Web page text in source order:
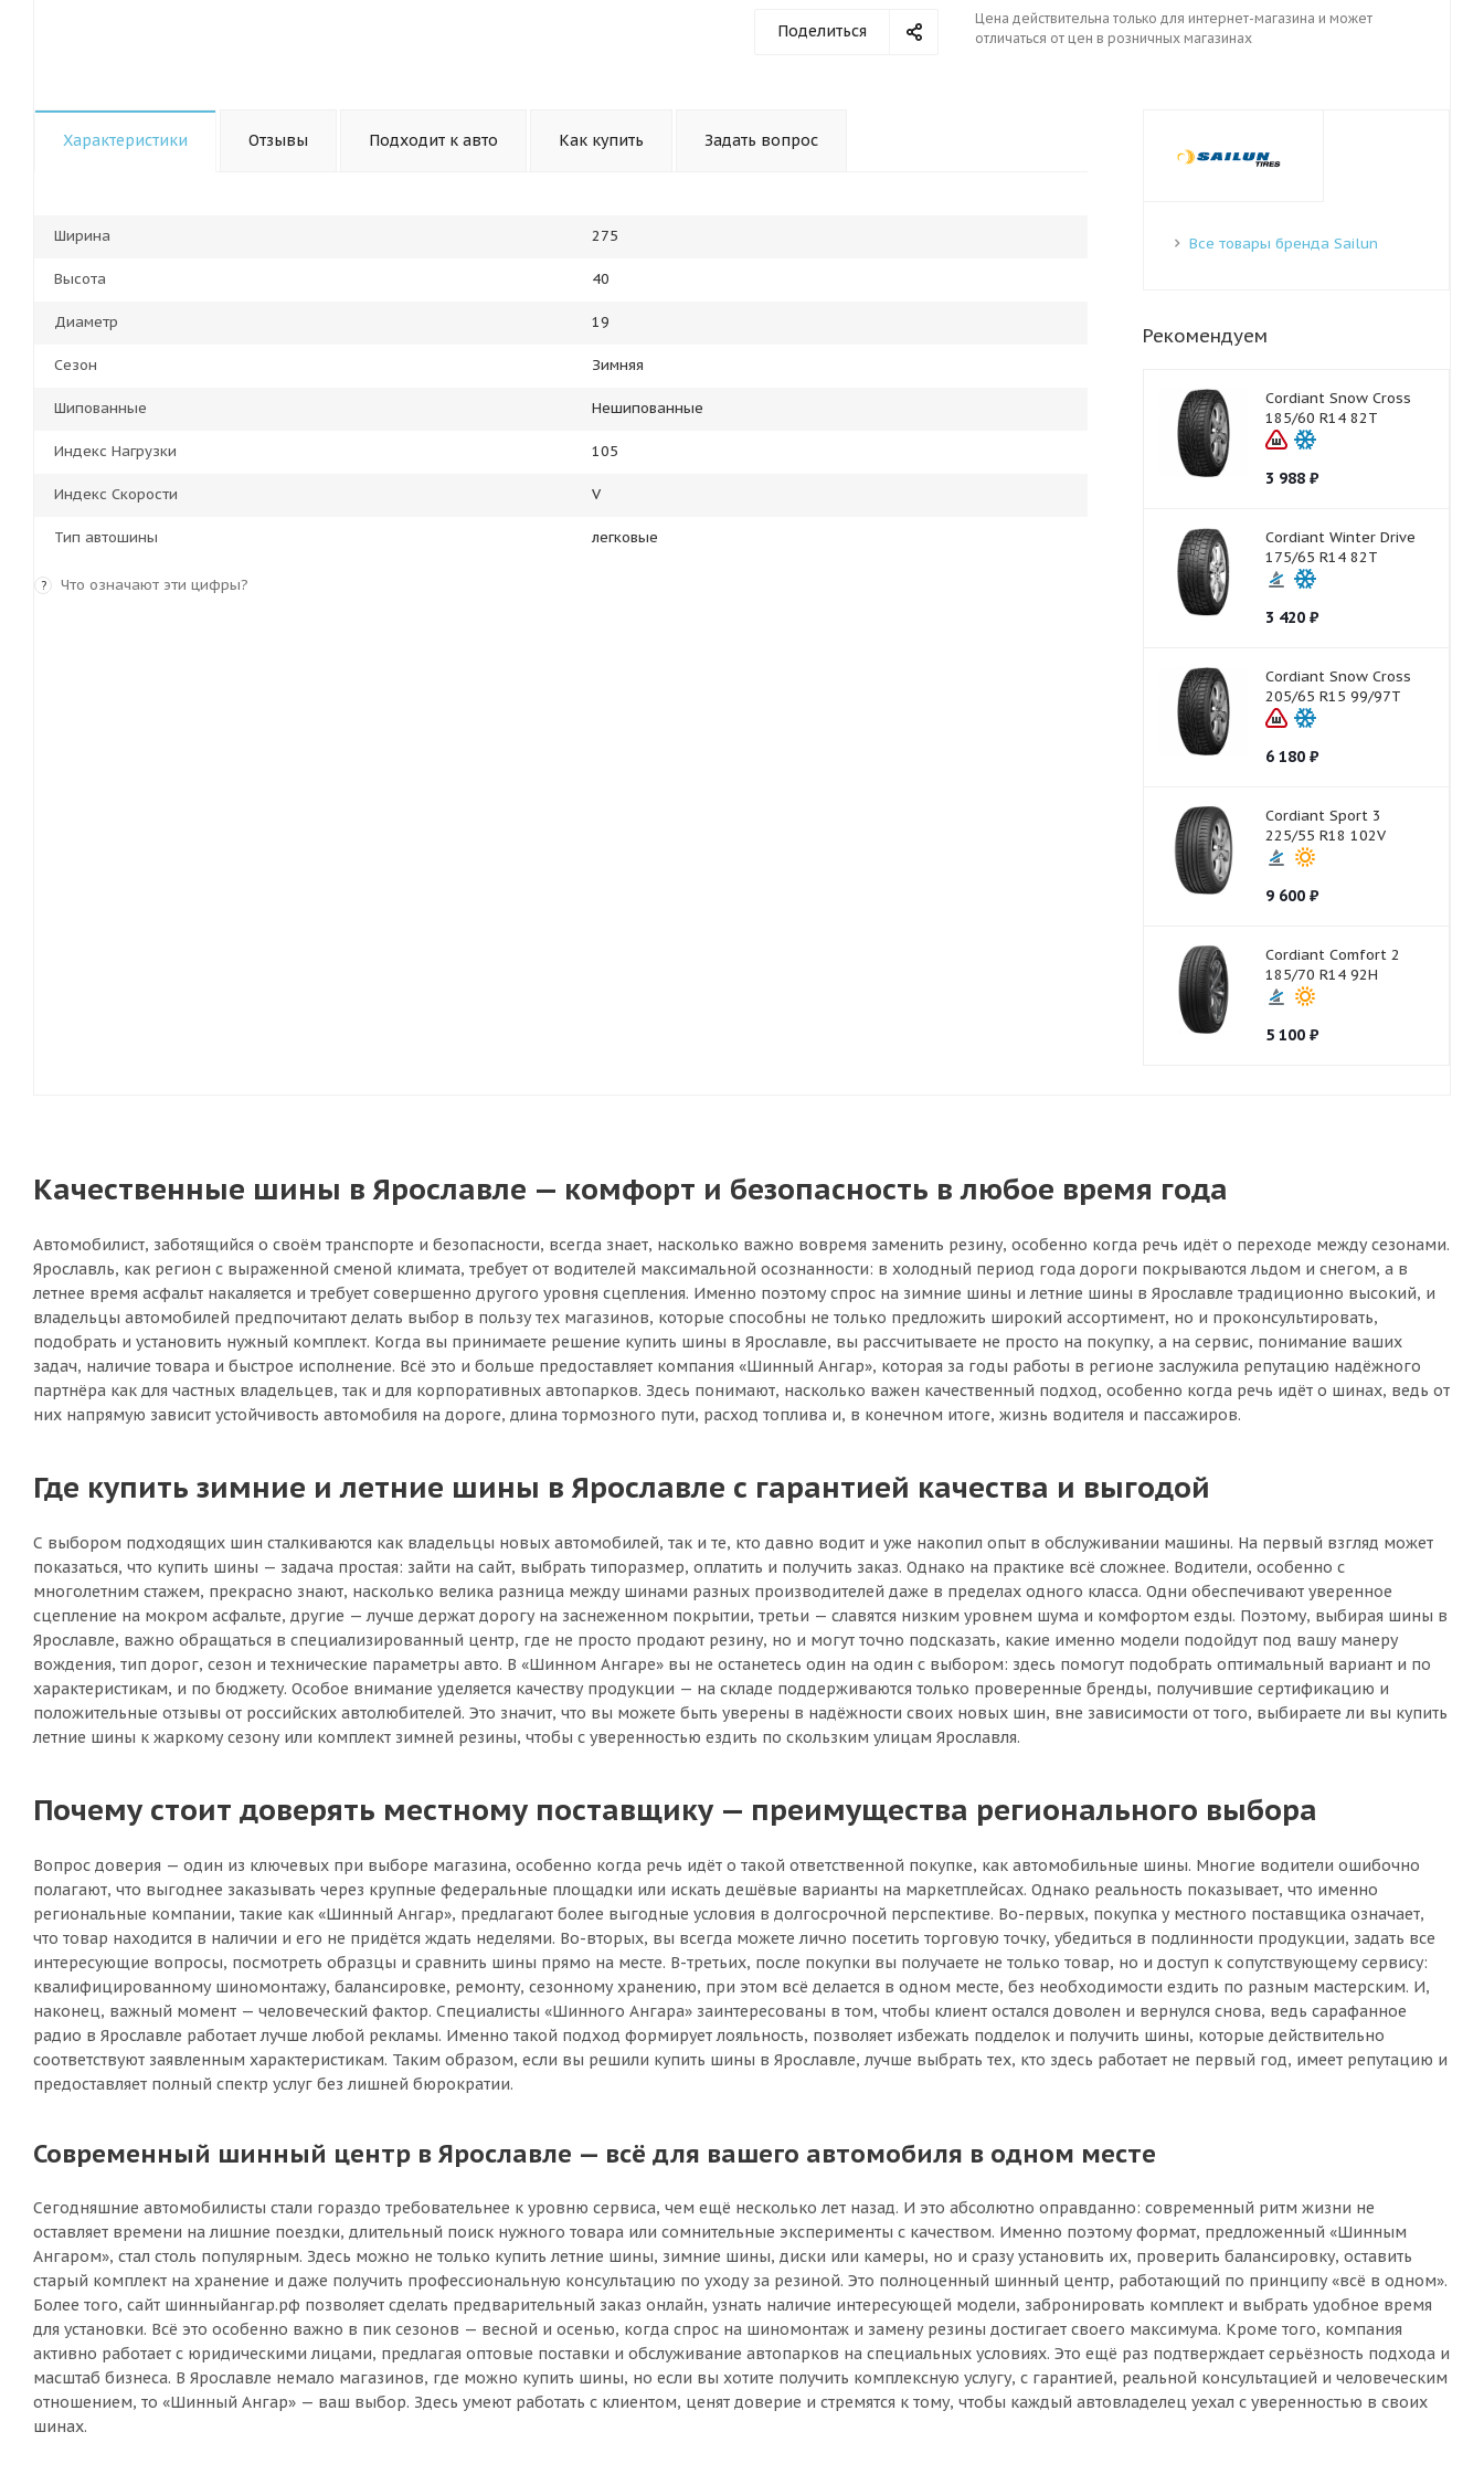
Поделиться
Цена действительна только для интернет-магазина и может
отличаться от цен в розничных магазинах
Характеристики Отзывы Подходит к авто Как купить Задать вопрос
Ширина 275
Высота 40
Диаметр 19
Сезон Зимняя
Шипованные Нешипованные
Индекс Нагрузки 105
Индекс Скорости V
Тип автошины легковые
? Что означают эти цифры?
Все товары бренда Sailun
Рекомендуем
Cordiant Snow Cross
185/60 R14 82T
3 988 ₽
Cordiant Winter Drive
175/65 R14 82T
3 420 ₽
Cordiant Snow Cross
205/65 R15 99/97T
6 180 ₽
Cordiant Sport 3
225/55 R18 102V
9 600 ₽
Cordiant Comfort 2
185/70 R14 92H
5 100 ₽
Качественные шины в Ярославле — комфорт и безопасность в любое время года
Автомобилист, заботящийся о своём транспорте и безопасности, всегда знает, насколько важно вовремя заменить резину, особенно когда речь идёт о переходе между сезонами.
Ярославль, как регион с выраженной сменой климата, требует от водителей максимальной осознанности: в холодный период года дороги покрываются льдом и снегом, а в
летнее время асфальт накаляется и требует совершенно другого уровня сцепления. Именно поэтому спрос на зимние шины и летние шины в Ярославле традиционно высокий, и
владельцы автомобилей предпочитают делать выбор в пользу тех магазинов, которые способны не только предложить широкий ассортимент, но и проконсультировать,
подобрать и установить нужный комплект. Когда вы принимаете решение купить шины в Ярославле, вы рассчитываете не просто на покупку, а на сервис, понимание ваших
задач, наличие товара и быстрое исполнение. Всё это и больше предоставляет компания «Шинный Ангар», которая за годы работы в регионе заслужила репутацию надёжного
партнёра как для частных владельцев, так и для корпоративных автопарков. Здесь понимают, насколько важен качественный подход, особенно когда речь идёт о шинах, ведь от
них напрямую зависит устойчивость автомобиля на дороге, длина тормозного пути, расход топлива и, в конечном итоге, жизнь водителя и пассажиров.
Где купить зимние и летние шины в Ярославле с гарантией качества и выгодой
С выбором подходящих шин сталкиваются как владельцы новых автомобилей, так и те, кто давно водит и уже накопил опыт в обслуживании машины. На первый взгляд может
показаться, что купить шины — задача простая: зайти на сайт, выбрать типоразмер, оплатить и получить заказ. Однако на практике всё сложнее. Водители, особенно с
многолетним стажем, прекрасно знают, насколько велика разница между шинами разных производителей даже в пределах одного класса. Одни обеспечивают уверенное
сцепление на мокром асфальте, другие — лучше держат дорогу на заснеженном покрытии, третьи — славятся низким уровнем шума и комфортом езды. Поэтому, выбирая шины в
Ярославле, важно обращаться в специализированный центр, где не просто продают резину, но и могут точно подсказать, какие именно модели подойдут под вашу манеру
вождения, тип дорог, сезон и технические параметры авто. В «Шинном Ангаре» вы не останетесь один на один с выбором: здесь помогут подобрать оптимальный вариант и по
характеристикам, и по бюджету. Особое внимание уделяется качеству продукции — на складе поддерживаются только проверенные бренды, получившие сертификацию и
положительные отзывы от российских автолюбителей. Это значит, что вы можете быть уверены в надёжности своих новых шин, вне зависимости от того, выбираете ли вы купить
летние шины к жаркому сезону или комплект зимней резины, чтобы с уверенностью ездить по скользким улицам Ярославля.
Почему стоит доверять местному поставщику — преимущества регионального выбора
Вопрос доверия — один из ключевых при выборе магазина, особенно когда речь идёт о такой ответственной покупке, как автомобильные шины. Многие водители ошибочно
полагают, что выгоднее заказывать через крупные федеральные площадки или искать дешёвые варианты на маркетплейсах. Однако реальность показывает, что именно
региональные компании, такие как «Шинный Ангар», предлагают более выгодные условия в долгосрочной перспективе. Во-первых, покупка у местного поставщика означает,
что товар находится в наличии и его не придётся ждать неделями. Во-вторых, вы всегда можете лично посетить торговую точку, убедиться в подлинности продукции, задать все
интересующие вопросы, посмотреть образцы и сравнить шины прямо на месте. В-третьих, после покупки вы получаете не только товар, но и доступ к сопутствующему сервису:
квалифицированному шиномонтажу, балансировке, ремонту, сезонному хранению, при этом всё делается в одном месте, без необходимости ездить по разным мастерским. И,
наконец, важный момент — человеческий фактор. Специалисты «Шинного Ангара» заинтересованы в том, чтобы клиент остался доволен и вернулся снова, ведь сарафанное
радио в Ярославле работает лучше любой рекламы. Именно такой подход формирует лояльность, позволяет избежать подделок и получить шины, которые действительно
соответствуют заявленным характеристикам. Таким образом, если вы решили купить шины в Ярославле, лучше выбрать тех, кто здесь работает не первый год, имеет репутацию и
предоставляет полный спектр услуг без лишней бюрократии.
Современный шинный центр в Ярославле — всё для вашего автомобиля в одном месте
Сегодняшние автомобилисты стали гораздо требовательнее к уровню сервиса, чем ещё несколько лет назад. И это абсолютно оправданно: современный ритм жизни не
оставляет времени на лишние поездки, длительный поиск нужного товара или сомнительные эксперименты с качеством. Именно поэтому формат, предложенный «Шинным
Ангаром», стал столь популярным. Здесь можно не только купить летние шины, зимние шины, диски или камеры, но и сразу установить их, проверить балансировку, оставить
старый комплект на хранение и даже получить профессиональную консультацию по уходу за резиной. Это полноценный шинный центр, работающий по принципу «всё в одном».
Более того, сайт шинныйангар.рф позволяет сделать предварительный заказ онлайн, узнать наличие интересующей модели, забронировать комплект и выбрать удобное время
для установки. Всё это особенно важно в пик сезонов — весной и осенью, когда спрос на шиномонтаж и замену резины достигает своего максимума. Кроме того, компания
активно работает с юридическими лицами, предлагая оптовые поставки и обслуживание автопарков на специальных условиях. Это ещё раз подтверждает серьёзность подхода и
масштаб бизнеса. В Ярославле немало магазинов, где можно купить шины, но если вы хотите получить комплексную услугу, с гарантией, реальной консультацией и человеческим
отношением, то «Шинный Ангар» — ваш выбор. Здесь умеют работать с клиентом, ценят доверие и стремятся к тому, чтобы каждый автовладелец уехал с уверенностью в своих
шинах.